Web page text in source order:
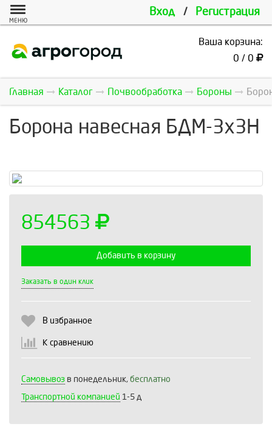
Вход / Регистрация
МЕНЮ
Ваша корзина:
0 / 0
Главная Каталог Почвообработка Бороны
Борона навесная БДМ-3х3Н
854563
Добавить в корзину
Заказать в один клик
В избранное
К сравнению
Самовывоз в понедельник, бесплатно
Транспортной компанией 1-5 д